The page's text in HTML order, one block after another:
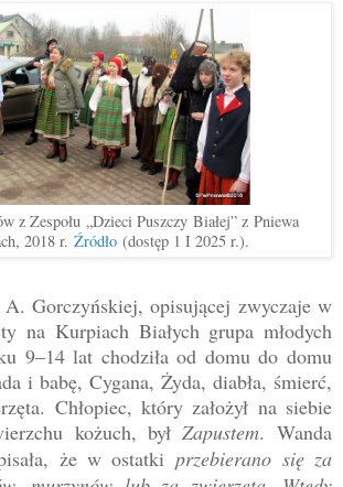
z Zespołu „Dzieci Puszczy Białej” z Pniewa
2018 r. Źródło(dostęp 1 I 2025 r.).
A. Gorczyńskiej, opisującej zwyczaje w
na Kurpiach Białych grupa młodych
9–14 lat chodziła od domu do domu
i babę, Cygana, Żyda, diabła, śmierć,
Chłopiec, który założył na siebie
kożuch, był Zapustem.Wanda
że w ostatkiprzebierano się za